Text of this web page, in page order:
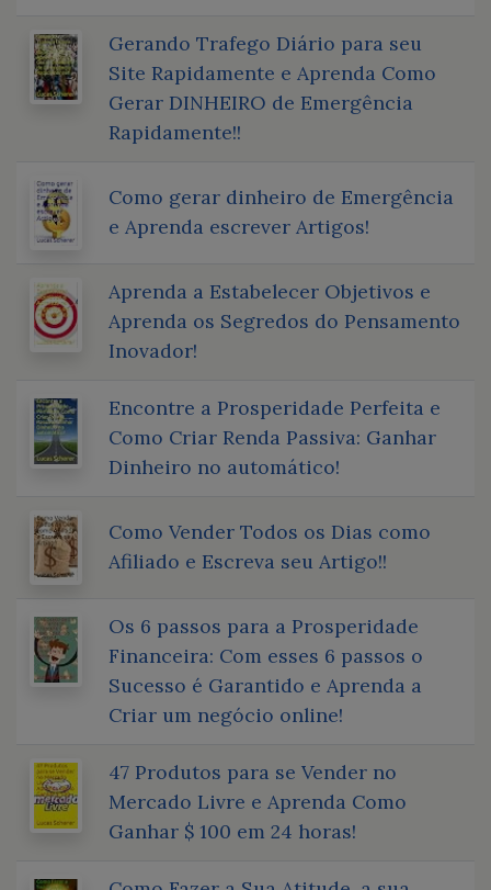
Gerando Trafego Diário para seu
Site Rapidamente e Aprenda Como
Gerar DINHEIRO de Emergência
Rapidamente!!
Como gerar dinheiro de Emergência
e Aprenda escrever Artigos!
Aprenda a Estabelecer Objetivos e
Aprenda os Segredos do Pensamento
Inovador!
Encontre a Prosperidade Perfeita e
Como Criar Renda Passiva: Ganhar
Dinheiro no automático!
Como Vender Todos os Dias como
Afiliado e Escreva seu Artigo!!
Os 6 passos para a Prosperidade
Financeira: Com esses 6 passos o
Sucesso é Garantido e Aprenda a
Criar um negócio online!
47 Produtos para se Vender no
Mercado Livre e Aprenda Como
Ganhar $ 100 em 24 horas!